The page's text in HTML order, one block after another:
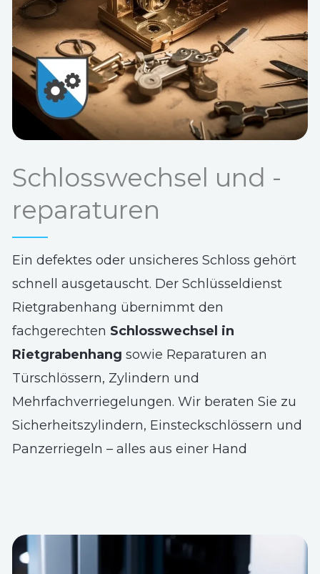
Schlosswechsel und -
reparaturen
Ein defektes oder unsicheres Schloss gehört
schnell ausgetauscht. Der Schlüsseldienst
Rietgrabenhang übernimmt den
fachgerechten Schlosswechsel in
Rietgrabenhang sowie Reparaturen an
Türschlössern, Zylindern und
Mehrfachverriegelungen. Wir beraten Sie zu
Sicherheitszylindern, Einsteckschlössern und
Panzerriegeln – alles aus einer Hand